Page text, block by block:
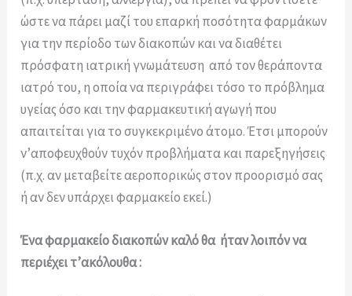
ώστε να πάρει μαζί του επαρκή ποσότητα φαρμάκων
για την περίοδο των διακοπών και να διαθέτει
πρόσφατη ιατρική γνωμάτευση από τον θεράποντα
ιατρό του, η οποία να περιγράφει τόσο το πρόβλημα
υγείας όσο και την φαρμακευτική αγωγή που
απαιτείται για το συγκεκριμένο άτομο. Έτσι μπορούν
ν’αποφευχθούν τυχόν προβλήματα και παρεξηγήσεις
(π.χ. αν μεταβείτε αεροπορικώς στον προορισμό σας
ή αν δεν υπάρχει φαρμακείο εκεί.)
Ένα φαρμακείο διακοπών καλό θα ήταν λοιπόν να
περιέχει τ’ακόλουθα :